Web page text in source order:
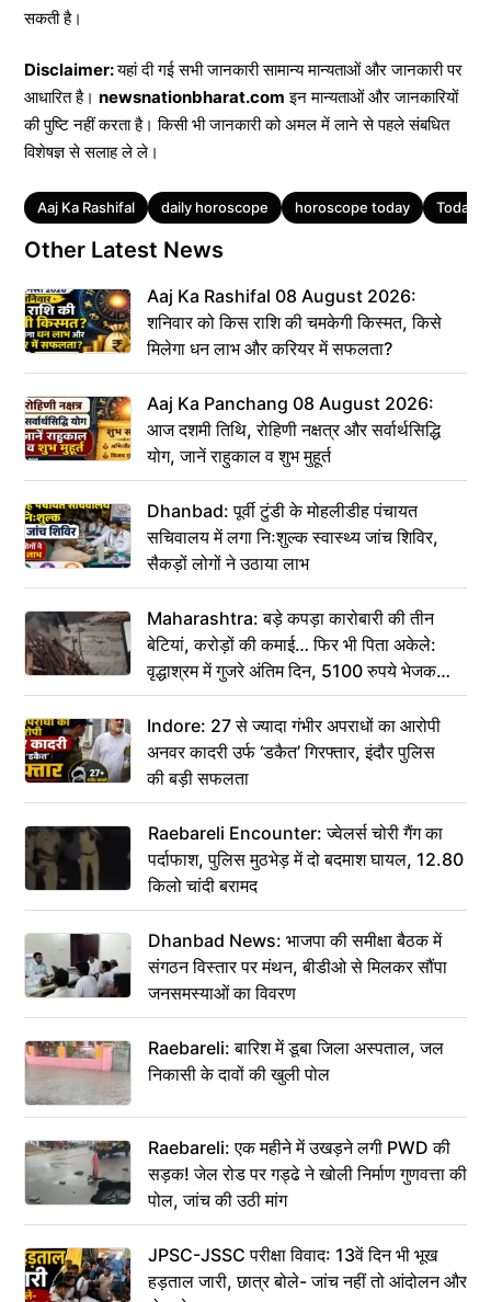
सकती है।
Disclaimer:यहां दी गई सभी जानकारी सामान्य मान्यताओं और जानकारी पर
आधारित है। newsnationbharat.com इन मान्यताओं और जानकारियों
की पुष्टि नहीं करता है। किसी भी जानकारी को अमल में लाने से पहले संबधित
विशेषज्ञ से सलाह ले ले।
Tags
Aaj Ka Rashifal daily horoscope horoscope today Today
Other Latest News
Aaj Ka Rashifal 08 August 2026:
शनिवार को किस राशि की चमकेगी किस्मत, किसे
मिलेगा धन लाभ और करियर में सफलता?
Aaj Ka Panchang 08 August 2026:
आज दशमी तिथि, रोहिणी नक्षत्र और सर्वार्थसिद्धि
योग, जानें राहुकाल व शुभ मुहूर्त
Dhanbad: पूर्वी टुंडी के मोहलीडीह पंचायत
सचिवालय में लगा निःशुल्क स्वास्थ्य जांच शिविर,
सैकड़ों लोगों ने उठाया लाभ
Maharashtra: बड़े कपड़ा कारोबारी की तीन
बेटियां, करोड़ों की कमाई… फिर भी पिता अकेले:
वृद्धाश्रम में गुजरे अंतिम दिन, 5100 रुपये भेजकर
कहा– अंतिम संस्कार कर दीजिए हम नहीं आ पाएंगे
Indore: 27 से ज्यादा गंभीर अपराधों का आरोपी
अनवर कादरी उर्फ ‘डकैत’ गिरफ्तार, इंदौर पुलिस
की बड़ी सफलता
Raebareli Encounter: ज्वेलर्स चोरी गैंग का
पर्दाफाश, पुलिस मुठभेड़ में दो बदमाश घायल, 12.80
किलो चांदी बरामद
Dhanbad News: भाजपा की समीक्षा बैठक में
संगठन विस्तार पर मंथन, बीडीओ से मिलकर सौंपा
जनसमस्याओं का विवरण
Raebareli: बारिश में डूबा जिला अस्पताल, जल
निकासी के दावों की खुली पोल
Raebareli: एक महीने में उखड़ने लगी PWD की
सड़क! जेल रोड पर गड्ढे ने खोली निर्माण गुणवत्ता की
पोल, जांच की उठी मांग
JPSC-JSSC परीक्षा विवाद: 13वें दिन भी भूख
हड़ताल जारी, छात्र बोले- जांच नहीं तो आंदोलन और